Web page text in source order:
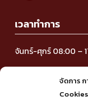
จัดการ
Cookies
เวลาทำการ
จันทร์-ศุกร์ 08:00 –
ติดตามข่าวสาร